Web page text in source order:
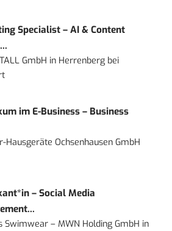
Specialist – AI & Content
GmbH in Herrenberg bei
im E-Business – Business
Hausgeräte Ochsenhausen GmbH
– Social Media
Swimwear – MWN Holding GmbH in